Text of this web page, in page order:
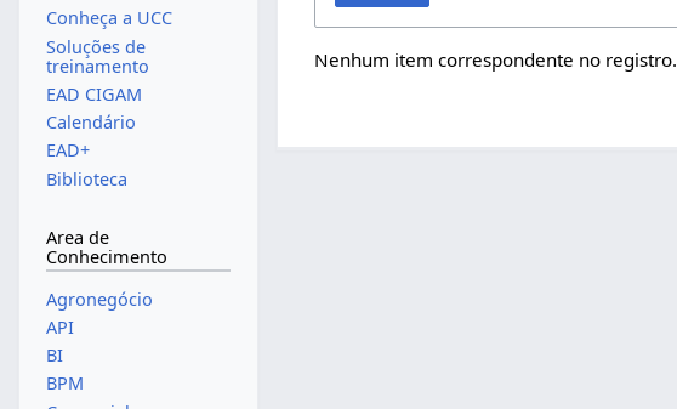
Nenhum item correspondente no registro.
Conheça a UCC
Soluções de
treinamento
EAD CIGAM
Calendário
EAD+
Biblioteca
Area de
Conhecimento
Agronegócio
API
BI
BPM